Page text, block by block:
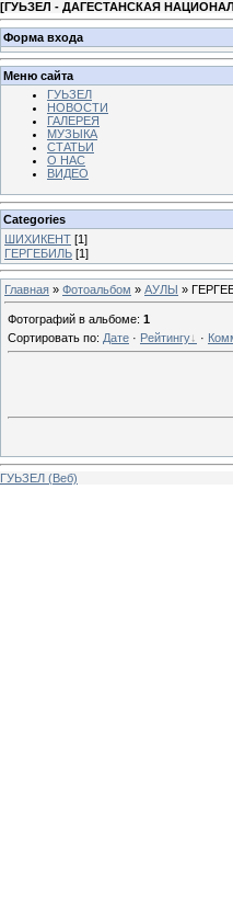
[ГУЬЗЕЛ - ДАГЕСТАНСКАЯ
Форма входа
Меню сайта
ГУЬЗЕЛ
НОВОСТИ
ГАЛЕРЕЯ
МУЗЫКА
СТАТЬИ
О НАС
ВИДЕО
Categories
ШИХИКЕНТ [1]
ГЕРГЕБИЛЬ [1]
Главная » Фотоальбом » АУЛЫ »
Фотографий в альбоме: 1
Сортировать по: Дате · Рейтингу ·
ГУЬЗЕЛ (Веб)